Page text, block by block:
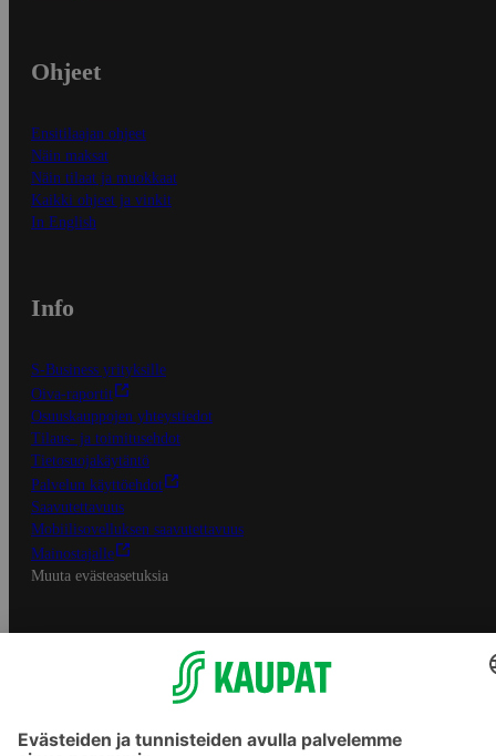
Ohjeet
Ensitilaajan ohjeet
Näin maksat
Näin tilaat ja muokkaat
Kaikki ohjeet ja vinkit
In English
Info
S-Business yrityksille
Oiva-raportit
Osuuskauppojen yhteystiedot
Tilaus- ja toimitusehdot
Tietosuojakäytäntö
Palvelun käyttöehdot
Saavutettavuus
Mobiilisovelluksen saavutettavuus
Mainostajalle
Muuta evästeasetuksia
S-ryhmän palvelut
Asiakasomistajuus